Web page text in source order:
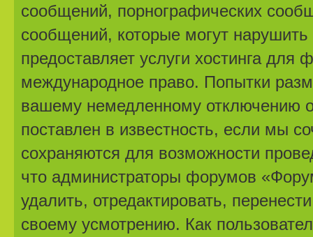
сообщений, порнографических
сообщений, которые могут
предоставляет услуги хостинга
международное право. Попытки
вашему немедленному отключению
поставлен в известность, если мы
сохраняются для возможности
что администраторы форумов
удалить, отредактировать,
своему усмотрению. Как